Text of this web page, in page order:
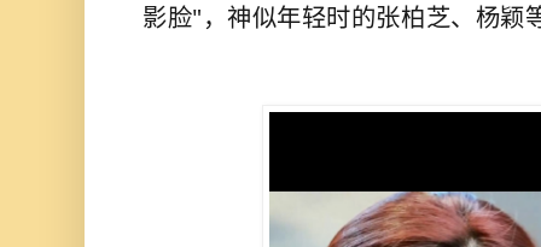
影脸"，神似年轻时的张柏芝、杨颖